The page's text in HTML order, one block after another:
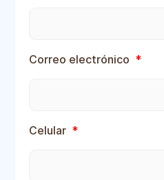
Correo electrónico
Celular